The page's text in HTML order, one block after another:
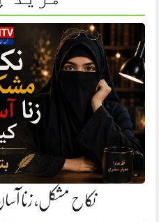
نکاح مشکل، زنا